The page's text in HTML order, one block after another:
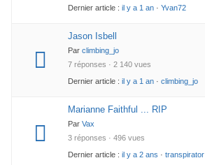
Dernier article : il y a 1 an · Yvan72
Jason Isbell
Par climbing_jo
7 réponses · 2 140 vues
Dernier article : il y a 1 an · climbing_jo
Marianne Faithful ... RIP
Par Vax
3 réponses · 496 vues
Dernier article : il y a 2 ans · transpirator